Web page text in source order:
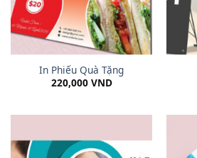
In Phiếu Quà Tặng
220,000 VND